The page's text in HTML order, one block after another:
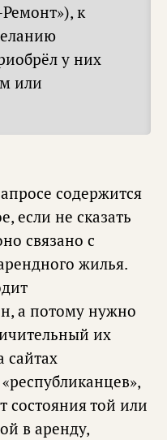
к
у них
или
содержится
если не сказать
связано с
жилья.
а потому нужно
их
сайтах
состояния той или
в аренду,